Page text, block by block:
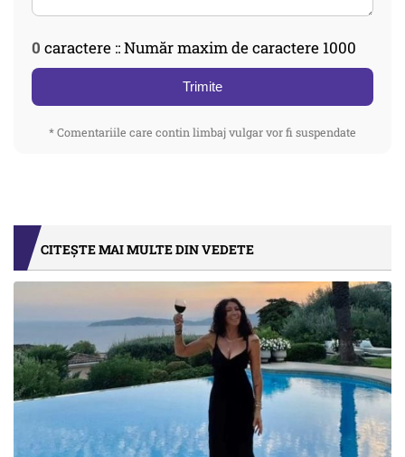
0 caractere :: Număr maxim de caractere 1000
Trimite
* Comentariile care contin limbaj vulgar vor fi suspendate
CITEȘTE MAI MULTE DIN VEDETE